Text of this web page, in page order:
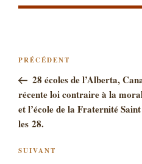
NAVIGATION
L’ARTICLE
Article
précédent
PRÉCÉDENT
28 écoles de l’Alberta,
récente loi contraire à la
et l’école de la Fraternité
les 28.
Article
SUIVANT